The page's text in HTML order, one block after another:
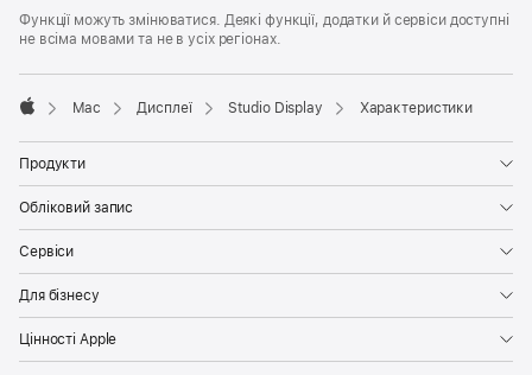
Функції можуть змінюватися. Деякі функції, додатки й сервіси доступні
не всіма мовами та не в усіх регіонах.

Mac Дисплеї Studio Display Характеристики
Продукти
Обліковий запис
Сервіси
Для бізнесу
Цінності Apple